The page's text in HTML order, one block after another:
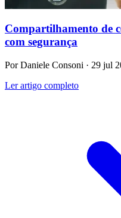
Compartilhamento de
com segurança
Por Daniele Consoni · 29 jul
Ler artigo completo